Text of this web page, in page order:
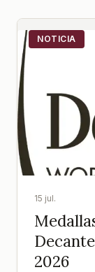
NOTICIA
15 jul.
2026